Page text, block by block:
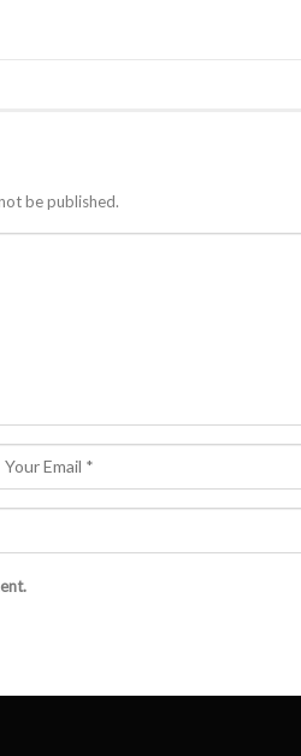
be published.